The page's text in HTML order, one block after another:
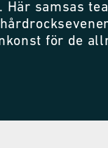
Här samsas
för de